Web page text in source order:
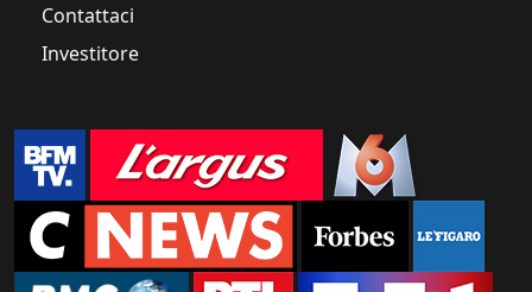
Contattaci
Investitore